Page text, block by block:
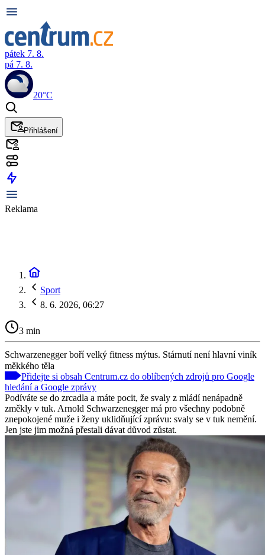
pátek 7. 8.
pá 7. 8.
20°C
Přihlášení
Reklama
Sport
8. 6. 2026, 06:27
3 min
Schwarzenegger boří velký fitness mýtus. Stárnutí není hlavní viník
měkkého těla
Přidejte si obsah Centrum.cz do oblíbených zdrojů pro Google
hledání a Google zprávy
Podíváte se do zrcadla a máte pocit, že svaly z mládí nenápadně
změkly v tuk. Arnold Schwarzenegger má pro všechny podobně
znepokojené muže i ženy uklidňující zprávu: svaly se v tuk nemění.
Jen jste jim možná přestali dávat důvod zůstat.